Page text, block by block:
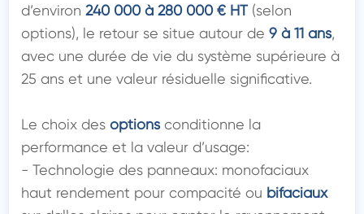
d’environ 240 000 à 280 000 € HT (selon
options), le retour se situe autour de 9 à 11 ans,
avec une durée de vie du système supérieure à
25 ans et une valeur résiduelle significative.
Le choix des options conditionne la
performance et la valeur d’usage:
- Technologie des panneaux: monofaciaux
haut rendement pour compacité ou bifaciaux